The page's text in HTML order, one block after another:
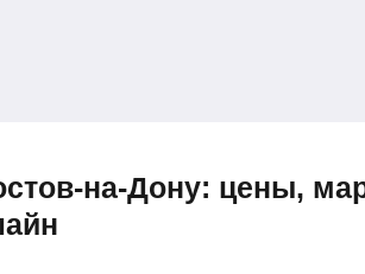
на-Дону: цены,